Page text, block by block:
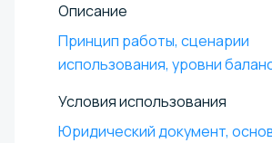
Описание
Принцип работы, сценарии
использования, уровни
Условия использования
Юридический документ,